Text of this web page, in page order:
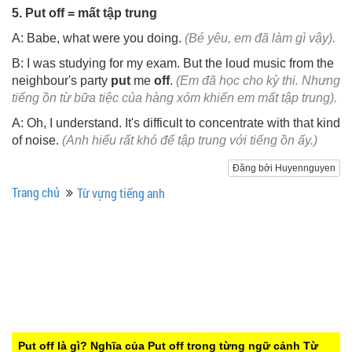
5. Put off = ​mất tập trung
A: Babe, what were you doing. (Bé yêu, em đã làm gì vậy).
B: I was studying for my exam. But the loud music from the
neighbour's party put me off. (Em đã học cho kỳ thi. Nhưng
tiếng ồn từ bữa tiệc của hàng xóm khiến em mất tập trung).
A: Oh, I understand. It's difficult to concentrate with that kind
of noise. (Anh hiểu rất khó để tập trung với tiếng ồn ấy.)
Đăng bởi Huyennguyen
Trang chủ Từ vựng tiếng anh
Put off là gì? Nghĩa của Put off trong từng ngữ cảnh Từ